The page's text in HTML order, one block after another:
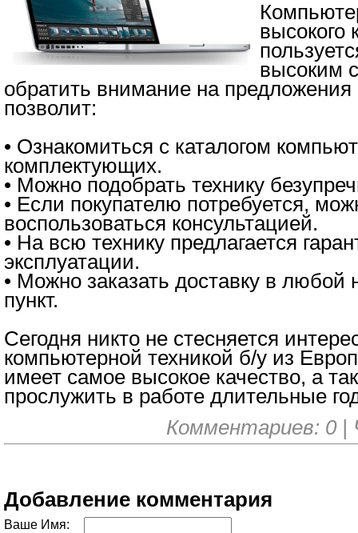
высокого
высоким
обратить внимание на предложения
позволит:
• Ознакомиться с каталогом
комплектующих.
• Можно подобрать технику
• Если покупателю потребуется,
воспользоваться консультацией.
• На всю технику предлагается
эксплуатации.
• Можно заказать доставку в любой
пункт.
Сегодня никто не стесняется
компьютерной техникой б/у из
имеет самое высокое качество, а
прослужить в работе длительные
Комментариев: 0 |
Добавление комментария
Ваше Имя: